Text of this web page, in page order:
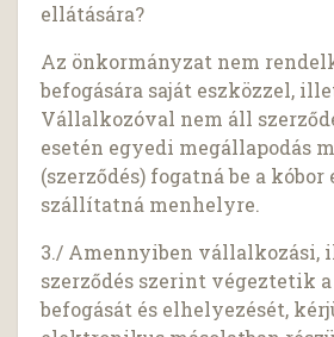
ellátására?
Az önkormányzat nem
befogására saját eszközzel,
Vállalkozóval nem áll
esetén egyedi megállapodás
(szerződés) fogatná be a kóbor
szállítatná menhelyre.
3./ Amennyiben vállalkozási,
szerződés szerint végeztetik
befogását és elhelyezését,